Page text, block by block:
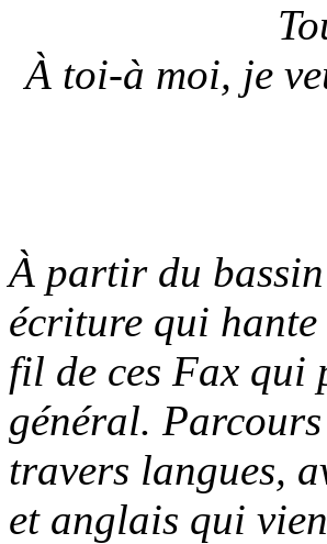
À toi-à moi, je
À partir du
écriture qui hante
fil de ces Fax qui
général.
travers langues,
et anglais qui